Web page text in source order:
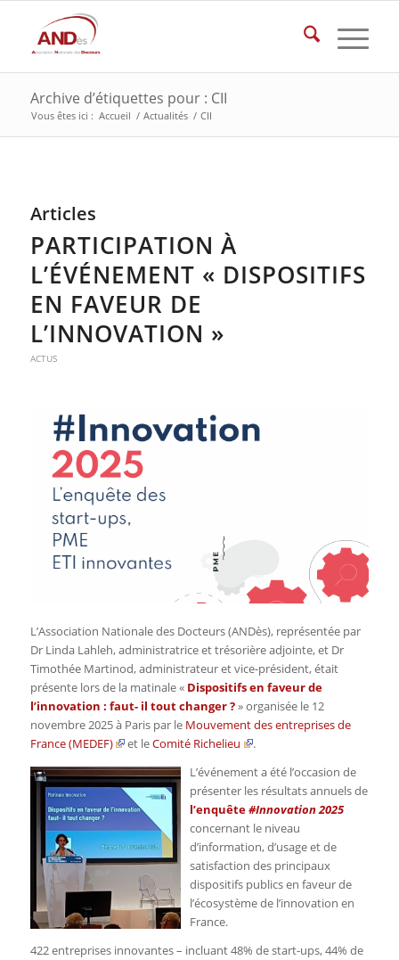
Archive d’étiquettes pour : CII
Vous êtes ici : Accueil / Actualités / CII
Articles
PARTICIPATION À
L’ÉVÉNEMENT « DISPOSITIFS
EN FAVEUR DE
L’INNOVATION »
ACTUS
L’Association Nationale des Docteurs (ANDès), représentée par
Dr Linda Lahleh, administratrice et trésorière adjointe, et Dr
Timothée Martinod, administrateur et vice-président, était
présente lors de la matinale « Dispositifs en faveur de
l’innovation : faut- il tout changer ?» organisée le 12
novembre 2025 à Paris par le Mouvement des entreprises de
France (MEDEF)
et leComité Richelieu
.
L’événement a été l’occasion de
présenter les résultats annuels de
l’enquête#Innovation 2025
concernant le niveau
d’information, d’usage et de
satisfaction des principaux
dispositifs publics en faveur de
l’écosystème de l’innovation en
France.
422 entreprises innovantes – incluant 48% de start-ups, 44% de